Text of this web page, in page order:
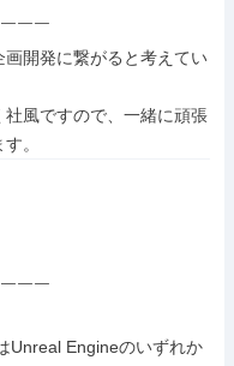
￣￣
開発に繋がると考えてい
風ですので、一緒に頑張
。
￣￣
Unreal Engineのいずれか